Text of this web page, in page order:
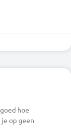
hoe
op geen